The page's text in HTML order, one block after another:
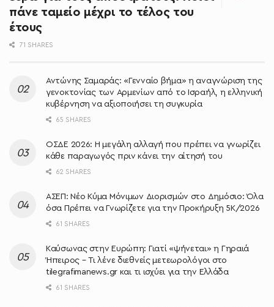
πάνε ταμείο μέχρι το τέλος του
έτους
71 SHARES
Αντώνης Σαμαράς: «Γενναίο βήμα» η αναγνώριση της
γενοκτονίας των Αρμενίων από το Ισραήλ, η ελληνική
κυβέρνηση να αξιοποιήσει τη συγκυρία
65 SHARES
ΟΣΔΕ 2026: Η μεγάλη αλλαγή που πρέπει να γνωρίζει
κάθε παραγωγός πριν κάνει την αίτησή του
62 SHARES
ΑΣΕΠ: Νέο Κύμα Μόνιμων Διορισμών στο Δημόσιο: Όλα
όσα Πρέπει να Γνωρίζετε για την Προκήρυξη 5Κ/2026
61 SHARES
Καύσωνας στην Ευρώπη: Γιατί «ψήνεται» η Γηραιά
Ήπειρος – Τι λένε διεθνείς μετεωρολόγοι στο
tilegrafimanews.gr και τι ισχύει για την Ελλάδα
61 SHARES